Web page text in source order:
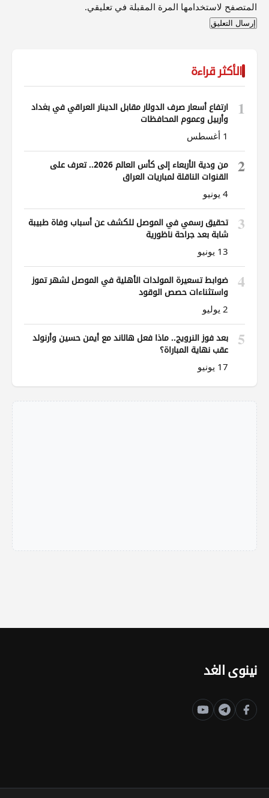
المتصفح لاستخدامها المرة المقبلة في تعليقي.
الأكثر قراءة
1
ارتفاع أسعار صرف الدولار مقابل الدينار العراقي في بغداد
وأربيل وعموم المحافظات
1 أغسطس
2
من ودية الأربعاء إلى كأس العالم 2026.. تعرف على
القنوات الناقلة لمباريات العراق
4 يونيو
3
تحقيق رسمي في الموصل للكشف عن أسباب وفاة طبيبة
شابة بعد جراحة ناظورية
13 يونيو
4
ضوابط تسعيرة المولدات الأهلية في الموصل لشهر تموز
واستثناءات حصص الوقود
2 يوليو
5
بعد فوز النرويج.. ماذا فعل هالاند مع أيمن حسين وأرنولد
عقب نهاية المباراة؟
17 يونيو
نينوى الغد